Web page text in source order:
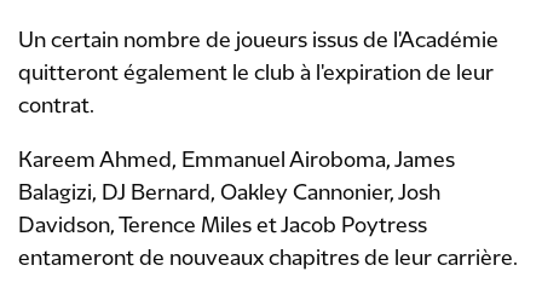
Un certain nombre de joueurs issus de l'Académie
quitteront également le club à l'expiration de leur
contrat.
Kareem Ahmed, Emmanuel Airoboma, James
Balagizi, DJ Bernard, Oakley Cannonier, Josh
Davidson, Terence Miles et Jacob Poytress
entameront de nouveaux chapitres de leur carrière.